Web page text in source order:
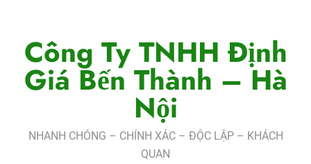
contentCông Ty TNHH Định
Giá Bến Thành – Hà
Nội
NHANH CHÓNG – CHÍNH XÁC – ĐỘC LẬP – KHÁCH
QUAN